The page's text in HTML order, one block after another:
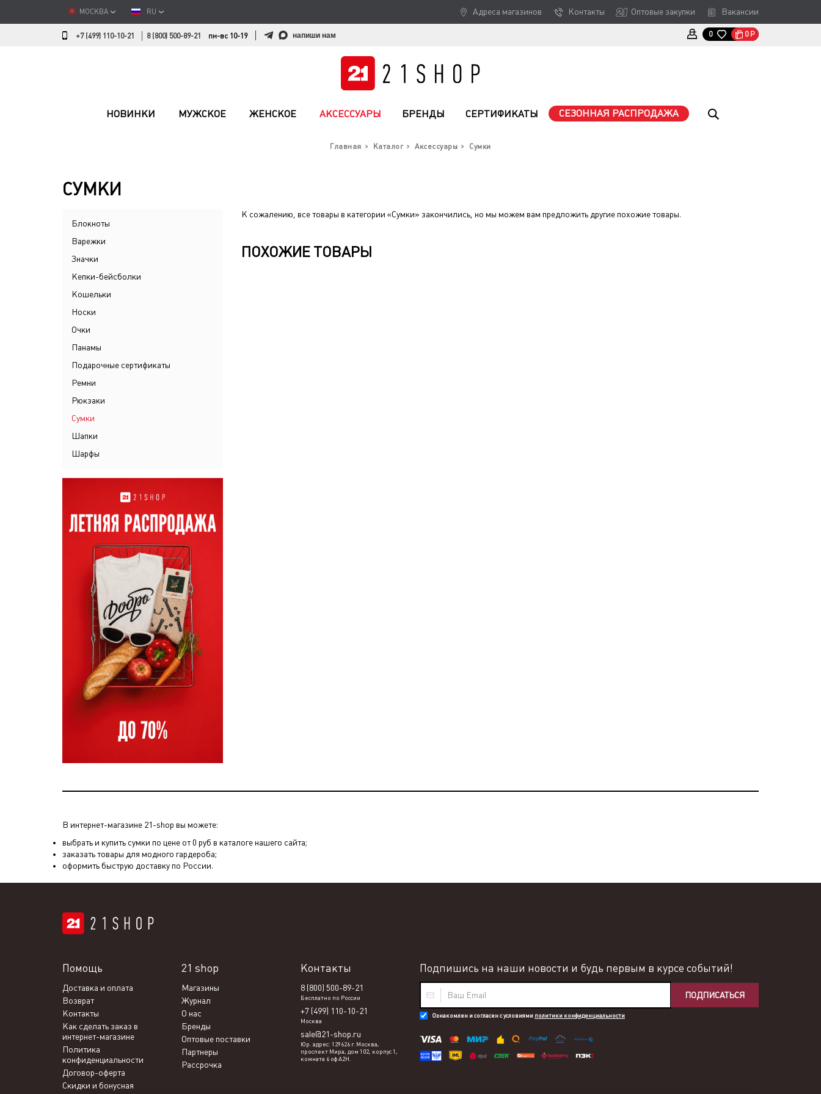
МОСКВА RU Адреса магазинов Контакты Оптовые закупки Вакансии
+7 (499) 110-10-21 8 (800) 500-89-21 пн-вс 10-19 напиши нам 0 0 Р
НОВИНКИ МУЖСКОЕ ЖЕНСКОЕ АКСЕССУАРЫ БРЕНДЫ СЕРТИФИКАТЫ СЕЗОННАЯ РАСПРОДАЖА
Главная Каталог Аксессуары Сумки
СУМКИ
Блокноты
Варежки
Значки
Кепки-бейсболки
Кошельки
Носки
Очки
Панамы
Подарочные сертификаты
Ремни
Рюкзаки
Сумки
Шапки
Шарфы
К сожалению, все товары в категории «Сумки» закончились, но мы можем вам предложить другие похожие товары.
ПОХОЖИЕ ТОВАРЫ
В интернет-магазине 21-shop вы можете:
выбрать и купить сумки по цене от 0 руб в каталоге нашего сайта;
заказать товары для модного гардероба;
оформить быструю доставку по России.
Подпишись на наши новости и будь первым в курсе событий!
ПОДПИСАТЬСЯ
Ознакомлен и согласен с условиями политики конфиденциальности
21 shop
Магазины
Журнал
О нас
Бренды
Оптовые поставки
Партнеры
Рассрочка
Помощь
Доставка и оплата
Возврат
Контакты
Как сделать заказ в
интернет-магазине
Политика
конфиденциальности
Договор-оферта
Скидки и бонусная
Контакты
8 (800) 500-89-21
Бесплатно по России
+7 (499) 110-10-21
Москва
sale@21-shop.ru
Юр. адрес: 129626 г. Москва,
проспект Мира, дом 102, корпус 1,
комната 6 оф А2Н.